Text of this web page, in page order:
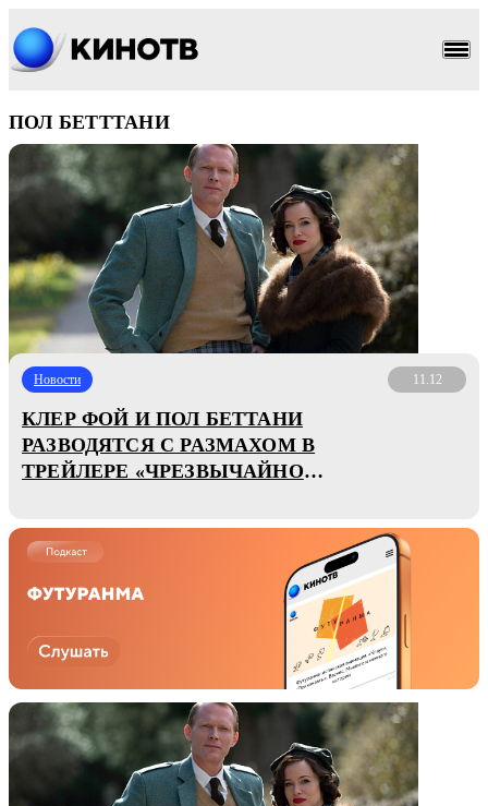
ПОЛ БЕТТТАНИ
Новости 11.12
КЛЕР ФОЙ И ПОЛ БЕТТАНИ
РАЗВОДЯТСЯ С РАЗМАХОМ В
ТРЕЙЛЕРЕ «ЧРЕЗВЫЧАЙНО